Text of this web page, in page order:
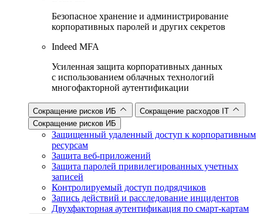
Безопасное хранение и администрирование
корпоративных паролей и других секретов
Indeed MFA
Усиленная защита корпоративных данных
с использованием облачных технологий
многофакторной аутентификации
Сокращение рисков ИБ
Сокращение расходов IT
Сокращение рисков ИБ
Защищенный удаленный доступ к корпоративным
ресурсам
Защита веб-приложений
Защита паролей привилегированных учетных
записей
Контролируемый доступ подрядчиков
Запись действий и расследование инцидентов
Двухфакторная аутентификация по смарт-картам